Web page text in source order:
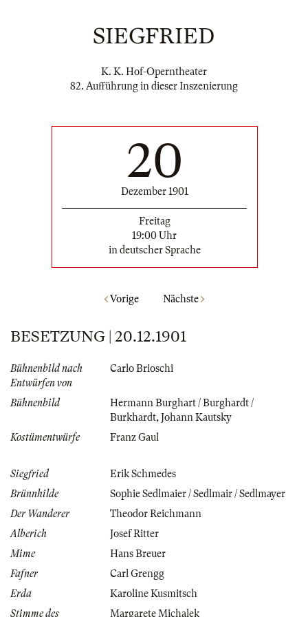
SIEGFRIED
K. K. Hof-Operntheater
82. Aufführung in dieser Inszenierung
20
Dezember 1901
Freitag
19:00 Uhr
in deutscher Sprache
Vorige Nächste
BESETZUNG | 20.12.1901
Bühnenbild nach
Entwürfen von
Carlo Brioschi
Bühnenbild
Hermann Burghart / Burghardt /
Burkhardt,Johann Kautsky
Kostümentwürfe
Franz Gaul
Siegfried
Erik Schmedes
Brünnhilde
Sophie Sedlmaier / Sedlmair / Sedlmayer
Der Wanderer
Theodor Reichmann
Alberich
Josef Ritter
Mime
Hans Breuer
Fafner
Carl Grengg
Erda
Karoline Kusmitsch
Stimme des
Margarete Michalek